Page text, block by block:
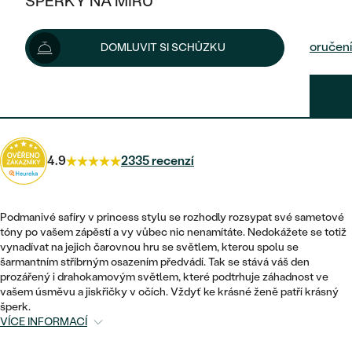
KOMBINOVANÉ ZLATO
DLE STYLU
ETERNITY
VINTAGE
NETRADIČNÍ
TEPANÉ
POSTRANNÍ KAMENY
HALO
VINTAGE
SNUBNÍ A ZÁSNUBNÍ SETY
NETRADIČNÍ
SESTAV SI SVŮJ PRSTEN
ZAČÍT S PRSTENEM
VÝPRODEJ
KDYŽ ŠPERKY POMÁHAJÍ
DLE TYPU
NÁUŠNICE
PRSTENY
PŘÍVĚSKY
NÁRAMKY
SETY
PLATINOVÉ
PECKOVÉ
KRUHOVÉ
MINIMALISTICKÉ
VISACÍ
SOLITÉR
VE TVARU SRDCE
ZLATÉ
STŘÍBRNÉ
DLE STYLU
SOLITÉR
NAROZENÍ DÍTĚTE
PERSONALIZOVANÉ
SE ZNAMENÍM ZVĚROKRUHU
ŠPERKY SKLADEM
VÝPRODEJ
DLE MATERIÁLU
ZLATÉ
PLATINOVÉ
DLE STYLU
ETERNITY
DOMLUVIT SI SCHŮZKU
7 890 Kč
Možnosti doručení
4.9 2335 recenzí
Podmanivé safíry v princess stylu se rozhodly rozsypat své sametové
tóny po vašem zápěstí a vy vůbec nic nenamítáte. Nedokážete se totiž
vynadívat na jejich čarovnou hru se světlem, kterou spolu se
šarmantním stříbrným osazením předvádí. Tak se stává váš den
prozářený i drahokamovým světlem, které podtrhuje záhadnost ve
vašem úsměvu a jiskřičky v očích. Vždyť ke krásné ženě patří krásný
šperk.
VÍCE INFORMACÍ